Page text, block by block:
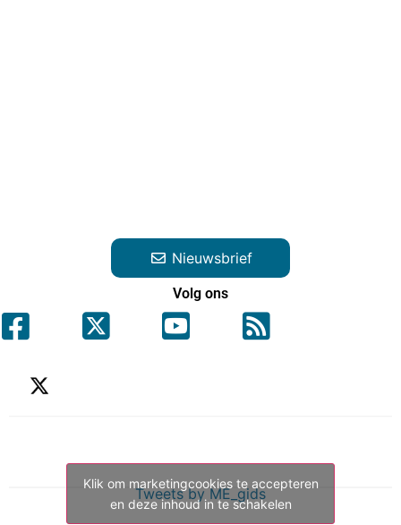
Nieuwsbrief
Volg ons
Tweets by ME_gids
Klik om marketingcookies te accepteren
en deze inhoud in te schakelen